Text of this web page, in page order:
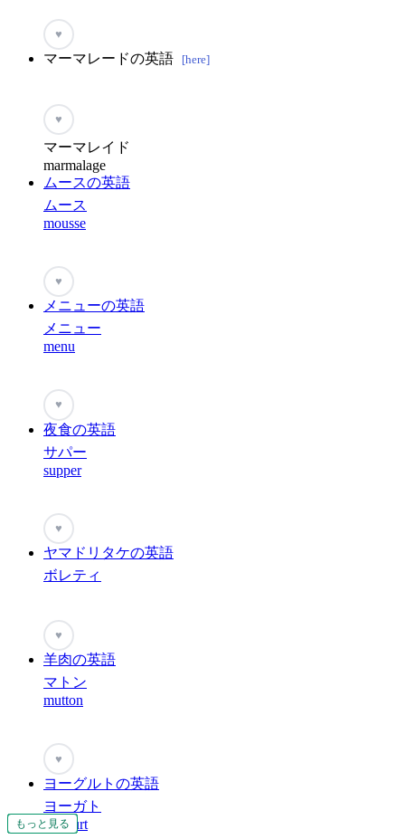
もっと見る
もっと見る
もっと見る
もっと見る
もっと見る
もっと見る
もっと見る
もっと見る
もっと見る
もっと見る
もっと見る
もっと見る
もっと見る
もっと見る
♥
マーマレードの英語 [here]
♥
マーマレイド
marmalage
ムースの英語
ムース
mousse
♥
メニューの英語
メニュー
menu
♥
夜食の英語
サパー
supper
♥
ヤマドリタケの英語
ボレティ
♥
羊肉の英語
マトン
mutton
♥
ヨーグルトの英語
ヨーガト
yoghurt